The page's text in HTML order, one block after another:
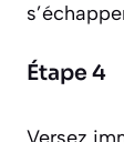
Étape 4